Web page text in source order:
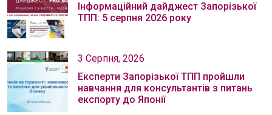
Інформаційний дайджест Запорізької
ТПП: 5 серпня 2026 року
3 Серпня, 2026
Експерти Запорізької ТПП пройшли
навчання для консультантів з питань
експорту до Японії